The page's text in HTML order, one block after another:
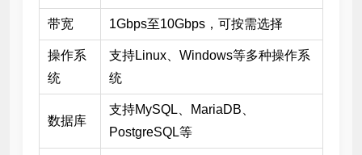
带宽 1Gbps至10Gbps，可按需选择
操作系
统
支持Linux、Windows等多种操作系
统
数据库
支持MySQL、MariaDB、
PostgreSQL等